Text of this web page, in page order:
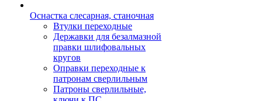
Оснастка слесарная, станочная
Втулки переходные
Державки для безалмазной
правки шлифовальных
кругов
Оправки переходные к
патронам сверлильным
Патроны сверлильные,